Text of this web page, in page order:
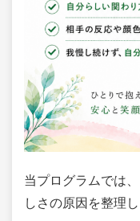
当プログラムでは
しさの原因を整理し